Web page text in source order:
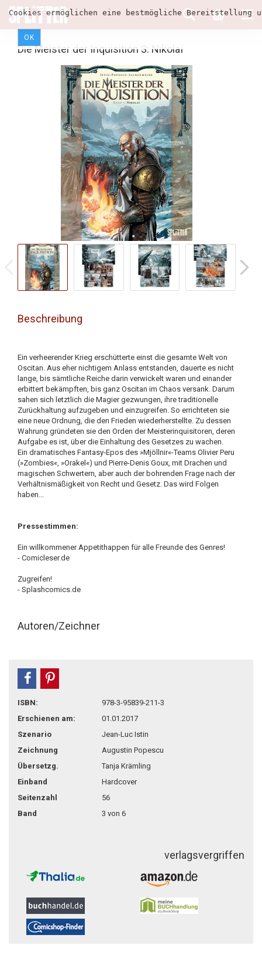
Cookies ermöglichen eine bestmögliche
OK
Die Meister der Inquisition 3: Nikolaï
Beschreibung
Ein verheerender Krieg erschütterte einst die gesamte Welt von
Oscitan. Aus eher nichtigem Anlass entstanden, dauerte es nicht
lange, bis sämtliche Reiche darin verwickelt waren und einander
erbittert bekämpften, bis ganz Oscitan im Chaos versank. Darum
sahen sich letztlich die Magier gezwungen, ihre traditionelle
Zurückhaltung aufzugeben und einzugreifen. So errichteten sie
eine neue Ordnung, die den Frieden wiederherstellte. Zu dessen
Wahrung gründeten sie den Orden der Meisterinquisitoren, deren
Aufgabe es ist, über die Einhaltung des Gesetzes zu wachen.
Ein dramatisches Fantasy-Epos des »Mjöllnir«-Teams Olivier Peru
(»Zombies«, »Orakel«) und Pierre-Denis Goux, mit Drachen und
magischen Schwertern, aber auch der bohrenden Frage nach der
Verhältnismäßigkeit von Recht und Gesetz. Das wird Folgen
haben...
Pressestimmen:
Ein willkommener Appetithappen für alle Freunde des Genres!
- Comicleser.de
Zugreifen!
- Splashcomics.de
Autoren/Zeichner
teilen
ISBN:
978-3-95839-211-3
Erschienen am:
01.01.2017
Szenario
Jean-Luc Istin
Zeichnung
Augustin Popescu
Übersetzg.
Tanja Krämling
Einband
Hardcover
Seitenzahl
56
Band
3 von 6
verlagsvergriffen